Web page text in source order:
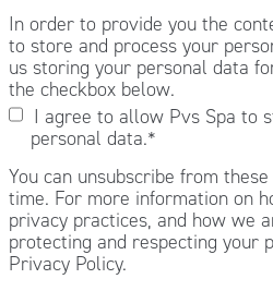
In order to provide you the
to store and process your
us storing your personal data
the checkbox below.
I agree to allow Pvs Spa to
personal data.*
You can unsubscribe from
time. For more information on
privacy practices, and how we
protecting and respecting your
Privacy Policy.